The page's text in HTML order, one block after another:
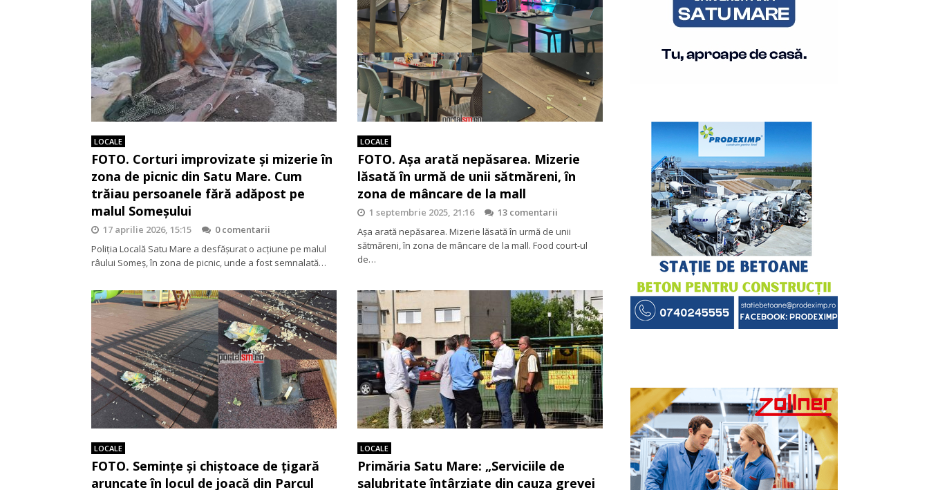
LOCALE
FOTO. Corturi improvizate și mizerie în
zona de picnic din Satu Mare. Cum
trăiau persoanele fără adăpost pe
malul Someșului
17 aprilie 2026, 15:15
0 comentarii
Poliția Locală Satu Mare a desfășurat o acțiune pe malul
râului Someș, în zona de picnic, unde a fost semnalată…
LOCALE
FOTO. Așa arată nepăsarea. Mizerie
lăsată în urmă de unii sătmăreni, în
zona de mâncare de la mall
1 septembrie 2025, 21:16
13 comentarii
Așa arată nepăsarea. Mizerie lăsată în urmă de unii
sătmăreni, în zona de mâncare de la mall. Food court-ul
de…
LOCALE
FOTO. Semințe și chiștoace de țigară
aruncate în locul de joacă din Parcul
LOCALE
Primăria Satu Mare: „Serviciile de
salubritate întârziate din cauza grevei